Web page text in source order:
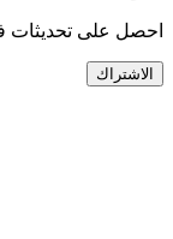
احصل على تحديثات
الاشتراك